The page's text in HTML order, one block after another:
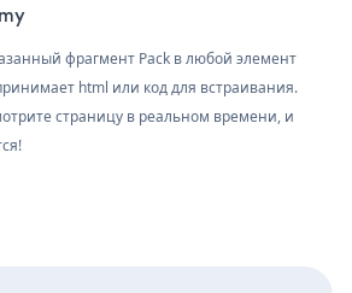
фрагмент Pack в любой элемент
html или код для встраивания.
страницу в реальном времени, и